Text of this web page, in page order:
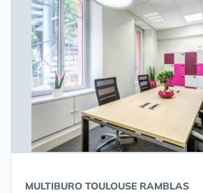
MULTIBURO TOULOUSE RAMBLAS